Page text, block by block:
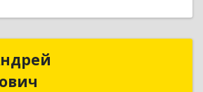
Юрданов Андрей